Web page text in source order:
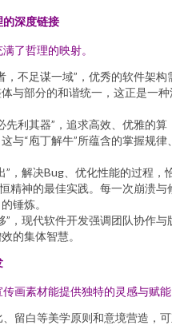
深度链接
了哲理的映射。
，不足谋一域”，优秀的软件架构
与部分的和谐统一，这正是一种
先利其器”，追求高效、优雅的算
与“庖丁解牛”所蕴含的掌握规律
”，解决Bug、优化性能的过程，
精神的最佳实践。每一次崩溃与
锤炼。
”，现代软件开发强调团队协作与
的集体智慧。
画素材能提供独特的灵感与赋
、留白等美学原则和意境营造，